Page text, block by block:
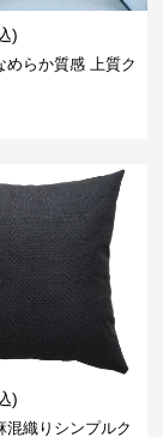
)
めらか質感 上質ク
)
混織りシンプルク